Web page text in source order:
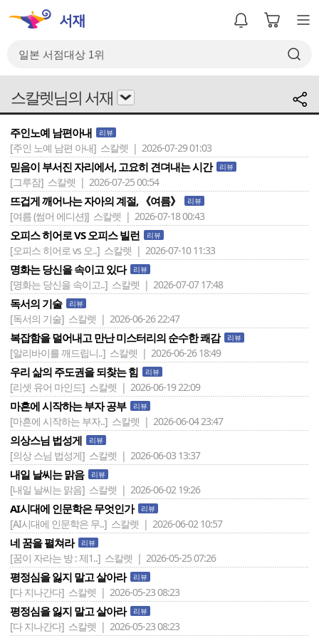
스칼렛님의 서재
주인노예 남편아내 리뷰
[주인 노예 남편 아내] 스칼렛 | 2026-07-29 01:03
믿음이 부서진 자리에서, 고요히 견뎌내는 시간 리뷰
[그루잠] 스칼렛 | 2026-07-25 00:54
뜨겁게 깨어나는 자아의 계절, 《여름》 리뷰
[여름 (썸머 에디션)] 스칼렛 | 2026-07-18 00:43
오피스 히어로 VS 오피스 빌런 리뷰
[오피스 히어로 vs 오..] 스칼렛 | 2026-07-10 11:33
명화는 당신을 속이고 있다 리뷰
[명화는 당신을 속이고..] 스칼렛 | 2026-07-07 17:48
독서의 기술 리뷰
[독서의 기술] 스칼렛 | 2026-06-26 22:47
복잡함을 덜어내고 만난 미스터리의 순수한 쾌감 리뷰
[알리바이를 깨드립니..] 스칼렛 | 2026-06-26 18:49
우리 삶의 주도권을 되찾는 힘 리뷰
[리셋 유어 마인드] 스칼렛 | 2026-06-19 22:09
마흔에 시작하는 부자 공부 리뷰
[마흔에 시작하는 부자..] 스칼렛 | 2026-06-04 23:47
의상스님 법성게 리뷰
[의상 스님 법성게] 스칼렛 | 2026-06-03 13:37
내일 날씨는 맑음 리뷰
[내일 날씨는 맑음] 스칼렛 | 2026-06-02 19:26
AI시대에 인문학은 무엇인가 리뷰
[AI시대에 인문학은 무..] 스칼렛 | 2026-06-02 10:57
네 꿈을 펼쳐라 리뷰
[꿈이 자라는 방 : 제1..] 스칼렛 | 2026-05-25 07:26
평정심을 잃지 말고 살아라 리뷰
[다 지나간다] 스칼렛 | 2026-05-23 08:23
평정심을 잃지 말고 살아라 리뷰
[다 지나간다] 스칼렛 | 2026-05-23 08:23